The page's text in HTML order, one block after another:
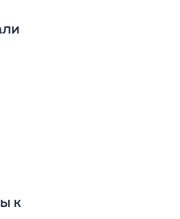
к